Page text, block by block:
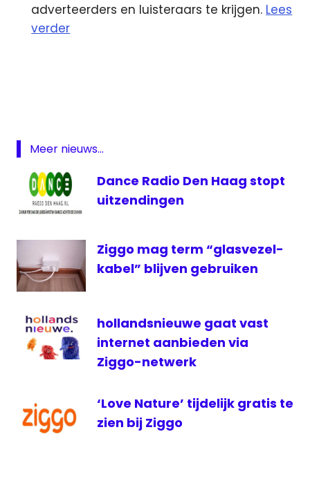
adverteerders en luisteraars te krijgen. Lees
verder
Haren
kijkcijfers
KPN
Global
NOS
Pirate
politiek
televisie
ziggo
Meer nieuws...
Dance Radio Den Haag stopt
uitzendingen
Ziggo mag term “glasvezel-
kabel” blijven gebruiken
hollandsnieuwe gaat vast
internet aanbieden via
Ziggo-netwerk
‘Love Nature’ tijdelijk gratis te
zien bij Ziggo